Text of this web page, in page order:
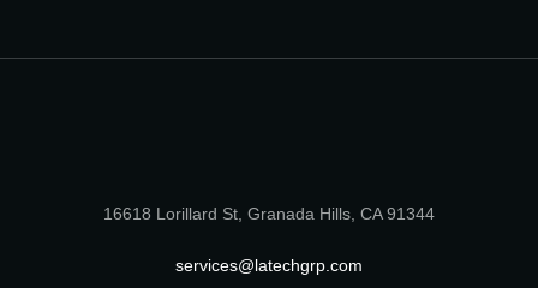
16618 Lorillard St, Granada Hills, CA 91344
services@latechgrp.com